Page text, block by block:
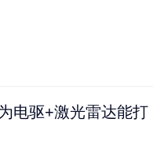
电驱+激光雷达能打